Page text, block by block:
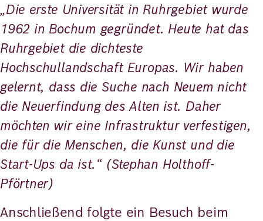
„Die erste Universität in Ruhrgebiet wurde
1962 in Bochum gegründet. Heute hat das
Ruhrgebiet die dichteste
Hochschullandschaft Europas. Wir haben
gelernt, dass die Suche nach Neuem nicht
die Neuerfindung des Alten ist. Daher
möchten wir eine Infrastruktur verfestigen,
die für die Menschen, die Kunst und die
Start-Ups da ist.“ (Stephan Holthoff-
Pförtner)
Anschließend folgte ein Besuch beim